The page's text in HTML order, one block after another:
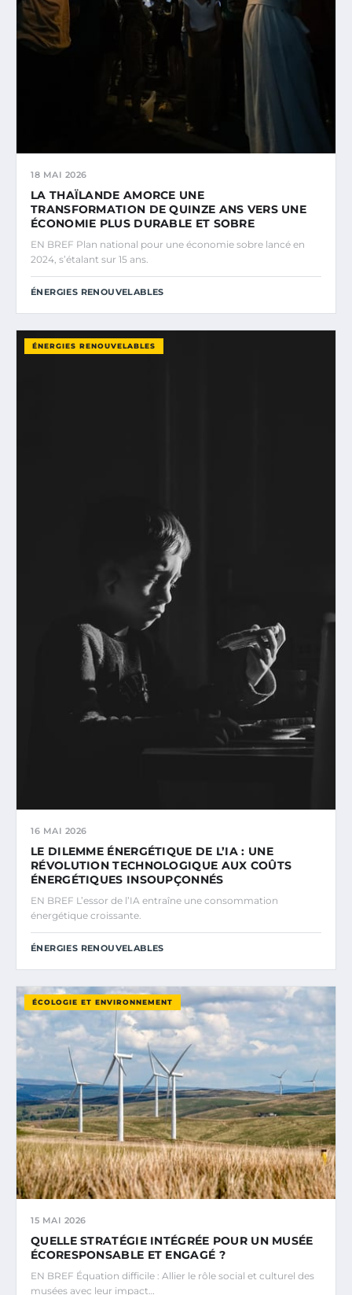
18 MAI 2026
LA THAÏLANDE AMORCE UNE
TRANSFORMATION DE QUINZE ANS VERS UNE
ÉCONOMIE PLUS DURABLE ET SOBRE
EN BREF Plan national pour une économie sobre lancé en
2024, s’étalant sur 15 ans.
ÉNERGIES RENOUVELABLES
ÉNERGIES RENOUVELABLES
16 MAI 2026
LE DILEMME ÉNERGÉTIQUE DE L’IA : UNE
RÉVOLUTION TECHNOLOGIQUE AUX COÛTS
ÉNERGÉTIQUES INSOUPÇONNÉS
EN BREF L’essor de l’IA entraîne une consommation
énergétique croissante.
ÉNERGIES RENOUVELABLES
ÉCOLOGIE ET ENVIRONNEMENT
15 MAI 2026
QUELLE STRATÉGIE INTÉGRÉE POUR UN MUSÉE
ÉCORESPONSABLE ET ENGAGÉ ?
EN BREF Équation difficile : Allier le rôle social et culturel des
musées avec leur impact…